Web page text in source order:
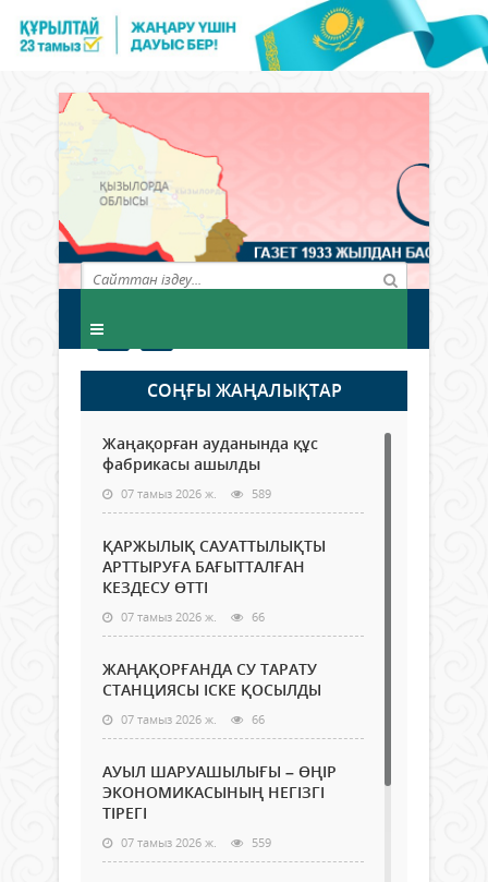
СОҢҒЫ ЖАҢАЛЫҚТАР
Жаңақорған ауданында құс
фабрикасы ашылды
07 тамыз 2026 ж. 589
ҚАРЖЫЛЫҚ САУАТТЫЛЫҚТЫ
АРТТЫРУҒА БАҒЫТТАЛҒАН
КЕЗДЕСУ ӨТТІ
07 тамыз 2026 ж. 66
ЖАҢАҚОРҒАНДА СУ ТАРАТУ
СТАНЦИЯСЫ ІСКЕ ҚОСЫЛДЫ
07 тамыз 2026 ж. 66
АУЫЛ ШАРУАШЫЛЫҒЫ – ӨҢІР
ЭКОНОМИКАСЫНЫҢ НЕГІЗГІ
ТІРЕГІ
07 тамыз 2026 ж. 559